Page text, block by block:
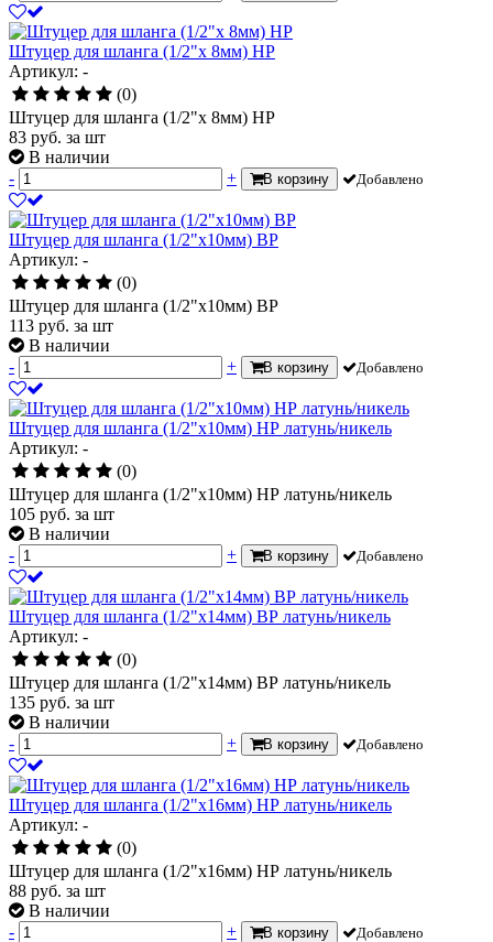
Штуцер для шланга (1/2"х 8мм) НР
Артикул: -
(0)
Штуцер для шланга (1/2"х 8мм) НР
83 руб. за шт
В наличии
-
+ В корзину Добавлено
Штуцер для шланга (1/2"х10мм) ВР
Артикул: -
(0)
Штуцер для шланга (1/2"х10мм) ВР
113 руб. за шт
В наличии
-
+ В корзину Добавлено
Штуцер для шланга (1/2"х10мм) НР латунь/никель
Артикул: -
(0)
Штуцер для шланга (1/2"х10мм) НР латунь/никель
105 руб. за шт
В наличии
-
+ В корзину Добавлено
Штуцер для шланга (1/2"х14мм) ВР латунь/никель
Артикул: -
(0)
Штуцер для шланга (1/2"х14мм) ВР латунь/никель
135 руб. за шт
В наличии
-
+ В корзину Добавлено
Штуцер для шланга (1/2"х16мм) НР латунь/никель
Артикул: -
(0)
Штуцер для шланга (1/2"х16мм) НР латунь/никель
88 руб. за шт
В наличии
-
+ В корзину Добавлено